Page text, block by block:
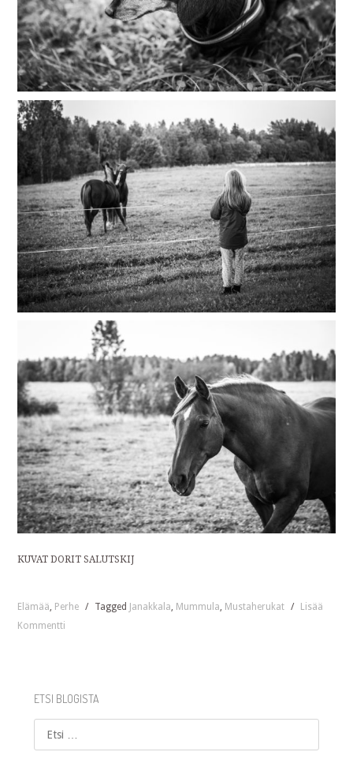
KUVAT DORIT SALUTSKIJ
Elämää Perhe / Tagged Janakkala Mummula Mustaherukat / Lisää
Kommentti
ETSI BLOGISTA
Etsi